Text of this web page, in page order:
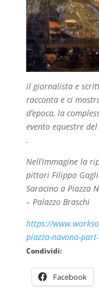
il giornalista e
racconta e ci
d’epoca, la
evento equestre
.
Nell’immagine la
pittori Filippo
Saracino a Piazza
– Palazzo Braschi
https://
piazza-navona-
Condividi:
Facebook